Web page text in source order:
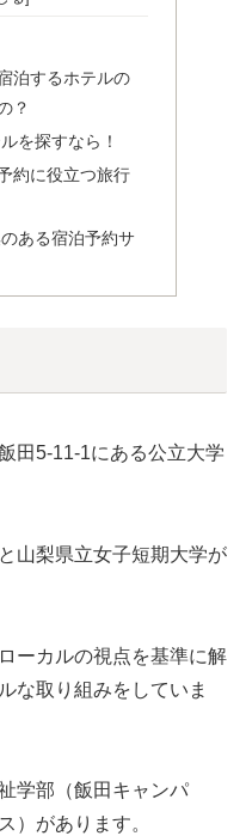
泊するホテルの
？
を探すなら！
約に役立つ旅行
ある宿泊予約サ
田5-11-1にある公立大学
山梨県立女子短期大学が
ーカルの視点を基準に解
な取り組みをしていま
学部（飯田キャンパ
）があります。